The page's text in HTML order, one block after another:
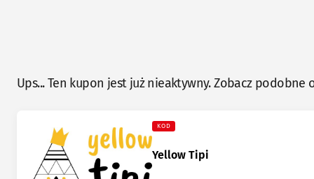
Ups... Ten kupon jest już nieaktywny. Zobacz podobne
KOD
Yellow Tipi